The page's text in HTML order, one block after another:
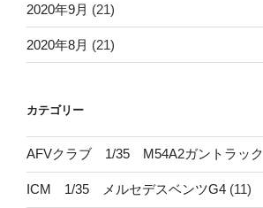
2020年9月 (21)
2020年8月 (21)
カテゴリー
AFVクラブ 1/35 M54A2ガントラック
ICM 1/35 メルセデスベンツG4 (11)